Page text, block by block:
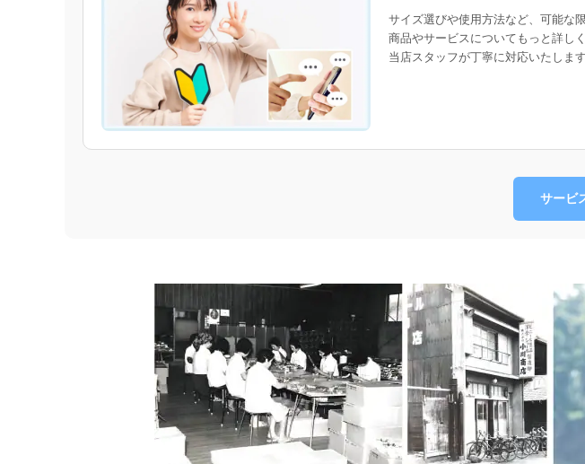
サイズ選びや使用方法など、可能な
商品やサービスについてもっと詳し
当店スタッフが丁寧に対応いたします
サービ